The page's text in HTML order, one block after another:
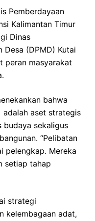
Pemberdayaan
Kalimantan Timur
Dinas
Desa (DPMD) Kutai
peran masyarakat
bahwa
adalah aset strategis
budaya sekaligus
“Pelibatan
pelengkap. Mereka
setiap tahap
strategi
kelembagaan adat,